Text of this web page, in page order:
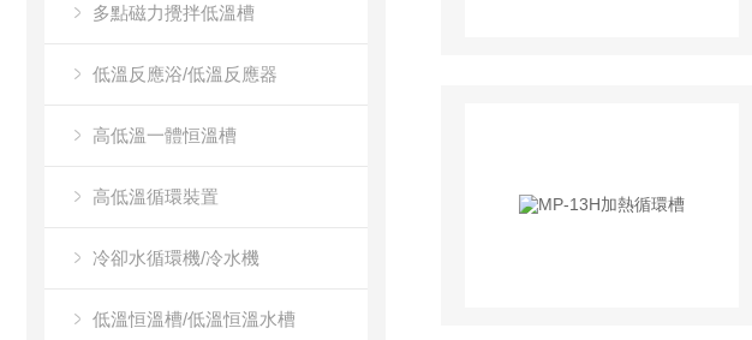
多點磁力攪拌低溫槽
低溫反應浴/低溫反應器
高低溫一體恒溫槽
高低溫循環裝置
冷卻水循環機/冷水機
低溫恒溫槽/低溫恒溫水槽